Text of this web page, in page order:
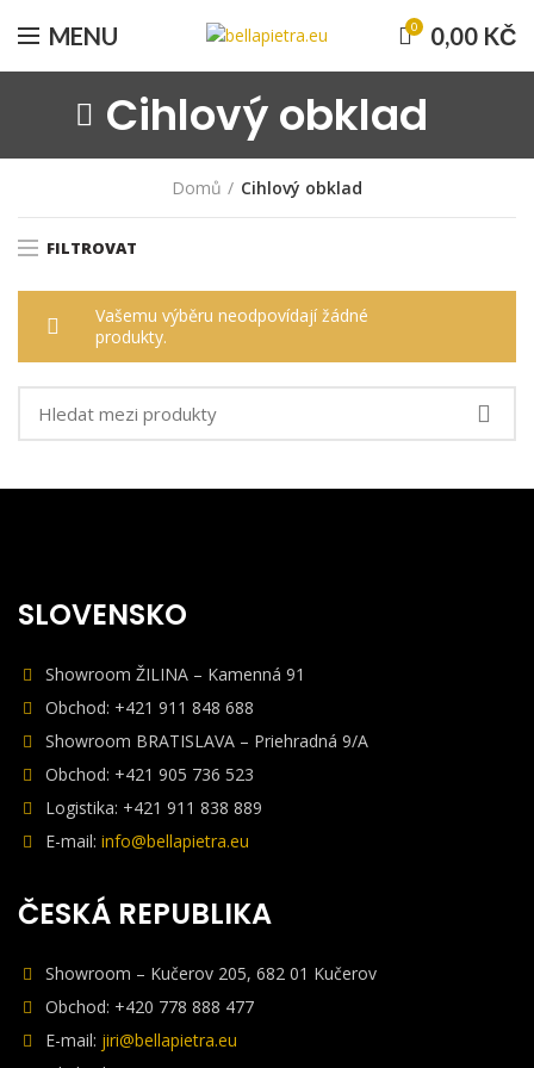
MENU 0 0,00 KČ
Cihlový obklad
Domů Cihlový obklad
FILTROVAT
Vašemu výběru neodpovídají žádné
produkty.
SLOVENSKO
Showroom ŽILINA – Kamenná 91
Obchod: +421 911 848 688
Showroom BRATISLAVA – Priehradná 9/A
Obchod: +421 905 736 523
Logistika: +421 911 838 889
E-mail: info@bellapietra.eu
ČESKÁ REPUBLIKA
Showroom – Kučerov 205, 682 01 Kučerov
Obchod: +420 778 888 477
E-mail: jiri@bellapietra.eu